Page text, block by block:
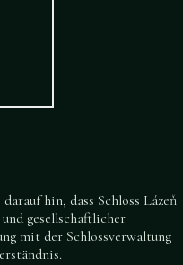
hin, dass Schloss Lázeň
gesellschaftlicher
mit der Schlossverwaltung